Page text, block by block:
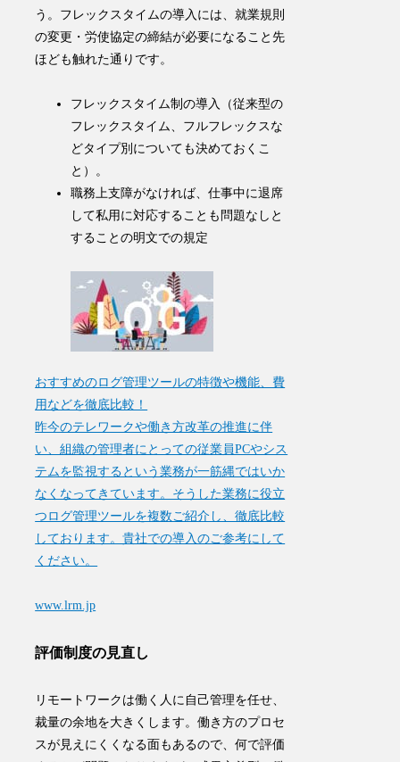
う 。フレックスタイムの導入には、就業規則
の変更・労使協定の締結が必要になること先
ほども触れた通りです。
フレックスタイム制の導入（従来型の
フレックスタイム、フルフレックスな
どタイプ別についても決めておくこ
と）。
職務上支障がなければ、仕事中に退席
して私用に対応することも問題なしと
することの明文での規定
おすすめのログ管理ツールの特徴や機能、費
用などを徹底比較！
昨今のテレワークや働き方改革の推進に伴
い、組織の管理者にとっての従業員PCやシス
テムを監視するという業務が一筋縄ではいか
なくなってきています。そうした業務に役立
つログ管理ツールを複数ご紹介し、徹底比較
しております。貴社での導入のご参考にして
ください。
www.lrm.jp
評価制度の見直し
リモートワークは働く人に自己管理を任せ、
裁量の余地を大きくします。働き方のプロセ
スが見えにくくなる面もあるので、何で評価